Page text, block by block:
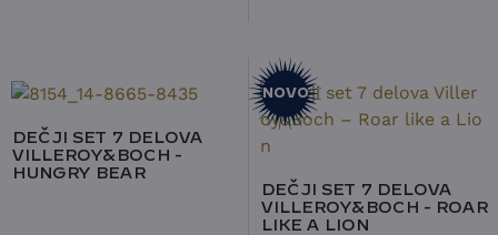
DEČJI SET 7 DELOVA
VILLEROY&BOCH -
HUNGRY BEAR
NOVO
DEČJI SET 7 DELOVA
VILLEROY&BOCH - ROAR
LIKE A LION